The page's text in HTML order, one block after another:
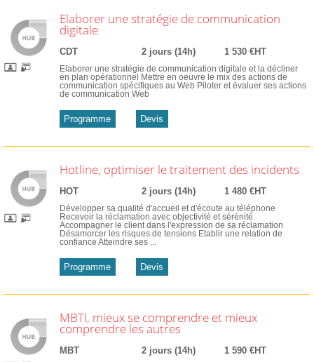
Elaborer une stratégie de communication
digitale
CDT 2 jours (14h) 1 530 €HT
Elaborer une stratégie de communication digitale et la décliner
en plan opérationnel Mettre en oeuvre le mix des actions de
communication spécifiques au Web Piloter et évaluer ses actions
de communication Web
Programme Devis
Hotline, optimiser le traitement des incidents
HOT 2 jours (14h) 1 480 €HT
Développer sa qualité d'accueil et d'écoute au téléphone
Recevoir la réclamation avec objectivité et sérénité
Accompagner le client dans l'expression de sa réclamation
Désamorcer les risques de tensions Etablir une relation de
confiance Atteindre ses ...
Programme Devis
MBTI, mieux se comprendre et mieux
comprendre les autres
MBT 2 jours (14h) 1 590 €HT